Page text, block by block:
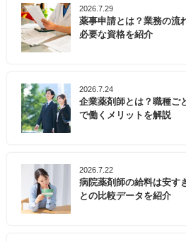
2026.7.29
薬事申請とは？業務の流
必要な資格を紹介
2026.7.24
企業薬剤師とは？職種ご
で働くメリットを解説
2026.7.22
病院薬剤師の給料は安す
との比較データを紹介